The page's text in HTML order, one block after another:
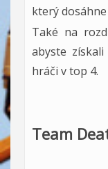
který
Také na
abyste
hráči v top 4.
Team